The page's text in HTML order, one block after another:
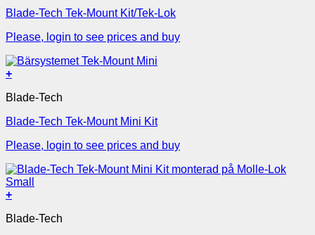
Blade-Tech Tek-Mount Kit/Tek-Lok
Please, login to see prices and buy
+
Blade-Tech
Blade-Tech Tek-Mount Mini Kit
Please, login to see prices and buy
+
Blade-Tech